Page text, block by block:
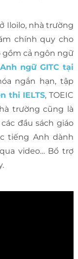
Iloilo, nhà trường
chính quy cho
gồm cả ngôn ngữ
ngữ GITC tại
ngắn hạn, tập
thi IELTS, TOEIC
trường cũng là
đầu sách giáo
tiếng Anh dành
video… Bổ trợ